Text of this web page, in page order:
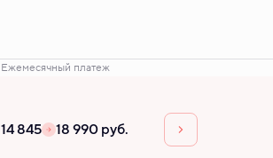
Ежемесячный платеж
14 845 18 990 руб.